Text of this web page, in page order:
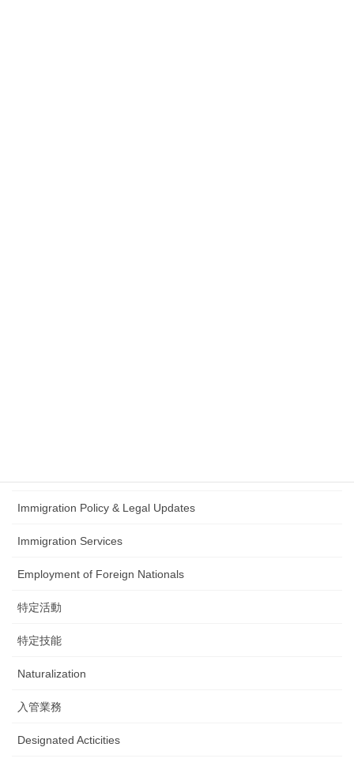
Immigration Policy & Legal Updates
Immigration Services
Employment of Foreign Nationals
特定活動
特定技能
Naturalization
入管業務
Designated Acticities